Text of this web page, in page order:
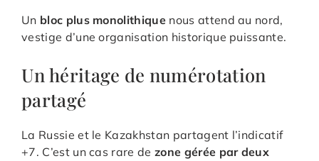
Un bloc plus monolithique nous attend au nord,
vestige d’une organisation historique puissante.
Un héritage de numérotation
partagé
La Russie et le Kazakhstan partagent l’indicatif
+7. C’est un cas rare dezone gérée par deux